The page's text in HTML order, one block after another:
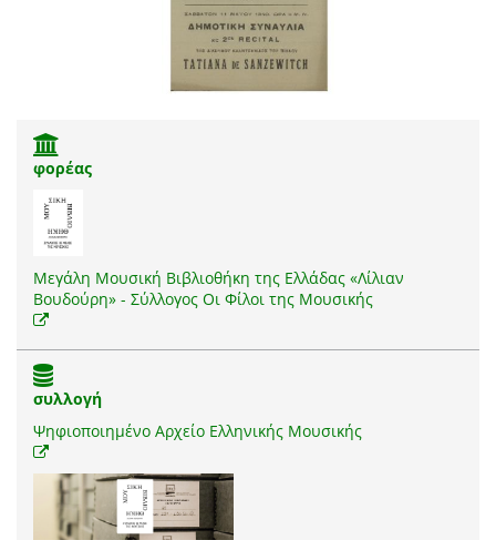
φορέας
Μεγάλη Μουσική Βιβλιοθήκη της Ελλάδας «Λίλιαν
Βουδούρη» - Σύλλογος Οι Φίλοι της Μουσικής
συλλογή
Ψηφιοποιημένο Αρχείο Ελληνικής Μουσικής